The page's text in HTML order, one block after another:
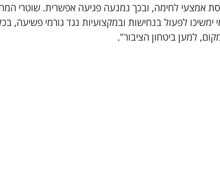
אמצעי לחימה, ובכך נמנעה פגיעה אפשרית. שוטרי
ימשיכו לפעול בנחישות ובמקצועיות נגד גורמי פשיעה,
למען ביטחון הציבור".